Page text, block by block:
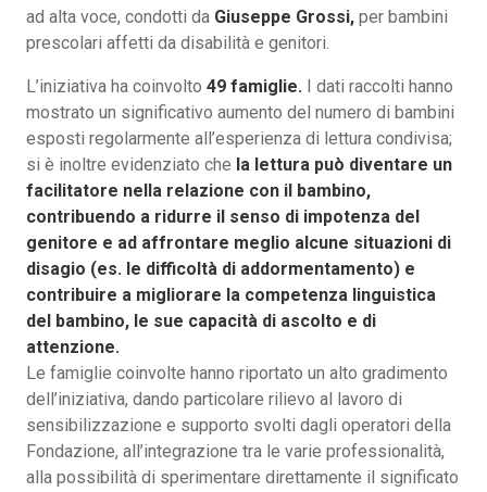
ad alta voce, condotti da Giuseppe Grossi, per bambini
prescolari affetti da disabilità e genitori.
L’iniziativa ha coinvolto 49 famiglie. I dati raccolti hanno
mostrato un significativo aumento del numero di bambini
esposti regolarmente all’esperienza di lettura condivisa;
si è inoltre evidenziato che la lettura può diventare un
facilitatore nella relazione con il bambino,
contribuendo a ridurre il senso di impotenza del
genitore e ad affrontare meglio alcune situazioni di
disagio (es. le difficoltà di addormentamento) e
contribuire a migliorare la competenza linguistica
del bambino, le sue capacità di ascolto e di
attenzione.
Le famiglie coinvolte hanno riportato un alto gradimento
dell’iniziativa, dando particolare rilievo al lavoro di
sensibilizzazione e supporto svolti dagli operatori della
Fondazione, all’integrazione tra le varie professionalità,
alla possibilità di sperimentare direttamente il significato